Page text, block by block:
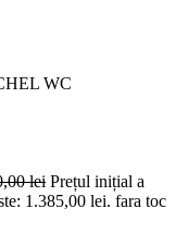
WC
lei Prețul inițial a
1.385,00 lei. fara toc